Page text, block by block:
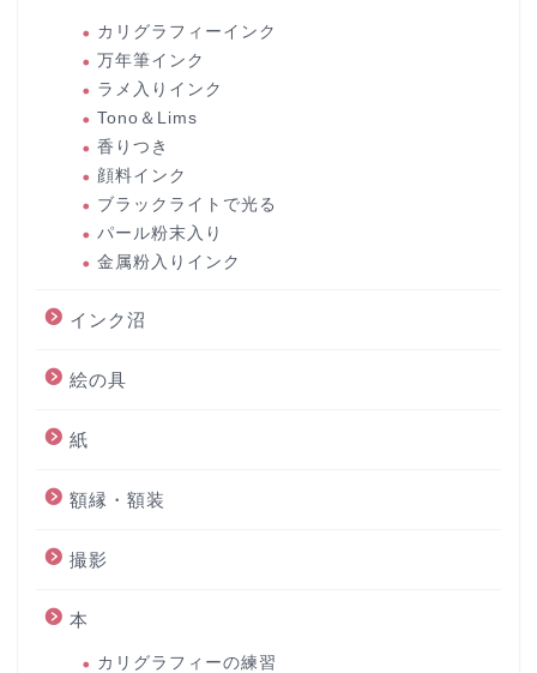
カリグラフィーインク
万年筆インク
ラメ入りインク
Tono＆Lims
香りつき
顔料インク
ブラックライトで光る
パール粉末入り
金属粉入りインク
インク沼
絵の具
紙
額縁・額装
撮影
本
カリグラフィーの練習